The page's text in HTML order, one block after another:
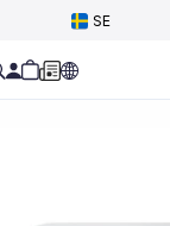
SE